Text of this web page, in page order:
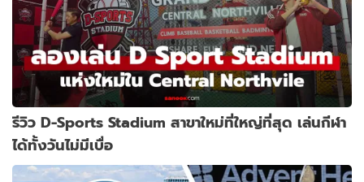
รีวิว D-Sports Stadium สาขาใหม่ที่ใหญ่ที่สุด เล่นกีฬา
ได้ทั้งวันไม่มีเบื่อ